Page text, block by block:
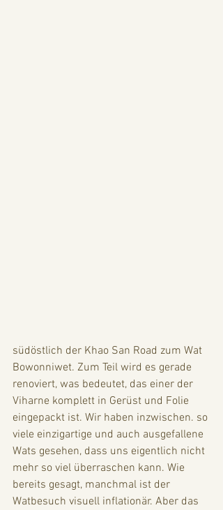
südöstlich der Khao San Road zum Wat
Bowonniwet. Zum Teil wird es gerade
renoviert, was bedeutet, das einer der
Viharne komplett in Gerüst und Folie
eingepackt ist. Wir haben inzwischen. so
viele einzigartige und auch ausgefallene
Wats gesehen, dass uns eigentlich nicht
mehr so viel überraschen kann. Wie
bereits gesagt, manchmal ist der
Watbesuch visuell inflationär. Aber das